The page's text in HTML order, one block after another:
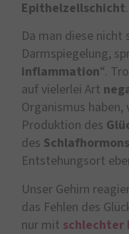
Epithelzellschicht.
Da man diese nicht
Darmspiegelung,
inflammation“.
auf vielerlei Art
Organismus
Produktion des
des
Entstehungsort
Unser Gehirn
das Fehlen des
nur mit schlechter